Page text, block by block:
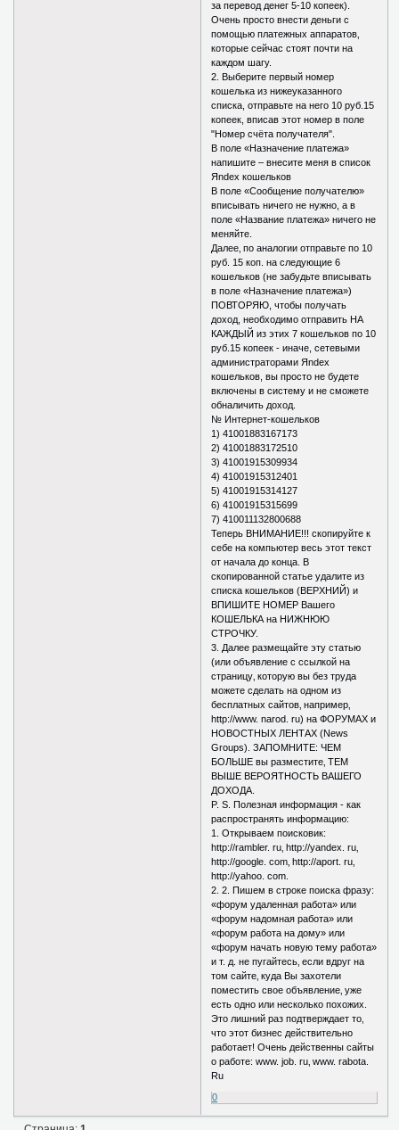
за перевод денег 5-10 копеек).
Очень просто внести деньги с
помощью платежных аппаратов‚
которые сейчас стоят почти на
каждом шагу.
2. Выберите первый номер
кошелька из нижеуказанного
списка, отправьте на него 10 руб.15
копеек, вписав этот номер в поле
"Номер счёта получателя".
В поле «Назначение платежа»
напишите – внесите меня в список
Яndex кошельков
В поле «Сообщение получателю»
вписывать ничего не нужно, а в
поле «Название платежа» ничего не
меняйте.
Далее‚ по аналогии отправьте по 10
руб. 15 коп. на следующие 6
кошельков (не забудьте вписывать
в поле «Назначение платежа»)
ПОВТОРЯЮ, чтобы получать
доход, необходимо отправить НА
КАЖДЫЙ из этих 7 кошельков по 10
руб.15 копеек - иначе, сетевыми
администраторами Яndex
кошельков, вы просто не будете
включены в систему и не сможете
обналичить доход.
№ Интернет-кошельков
1) 41001883167173
2) 41001883172510
3) 41001915309934
4) 41001915312401
5) 41001915314127
6) 41001915315699
7) 410011132800688
Теперь ВНИМАНИЕ!!! скопируйте к
себе на компьютер весь этот текст
от начала до конца. В
скопированной статье удалите из
списка кошельков (ВЕРХНИЙ) и
ВПИШИТЕ НОМЕР Вашего
КОШЕЛЬКА на НИЖНЮЮ
СТРОЧКУ.
3. Далее размещайте эту статью
(или объявление с ссылкой на
страницу‚ которую вы без труда
можете сделать на одном из
бесплатных сайтов‚ например‚
http://www. narod. ru) на ФОРУМАХ и
НОВОСТНЫХ ЛЕНТАХ (News
Groups). ЗАПОМНИТЕ: ЧЕМ
БОЛЬШЕ вы разместите‚ ТЕМ
ВЫШЕ ВЕРОЯТНОСТЬ ВАШЕГО
ДОХОДА.
P. S. Полезная информация - как
распространять информацию:
1. Открываем поисковик:
http://rambler. ru‚ http://yandex. ru‚
http://google. com‚ http://aport. ru‚
http://yahoo. com.
2. 2. Пишем в строке поиска фразу:
«форум удаленная работа» или
«форум надомная работа» или
«форум работа на дому» или
«форум начать новую тему работа»
и т. д. не пугайтесь‚ если вдруг на
том сайте‚ куда Вы захотели
поместить свое объявление‚ уже
есть одно или несколько похожих.
Это лишний раз подтверждает то‚
что этот бизнес действительно
работает! Очень действенны сайты
о работе: www. job. ru‚ www. rabota.
Ru
0